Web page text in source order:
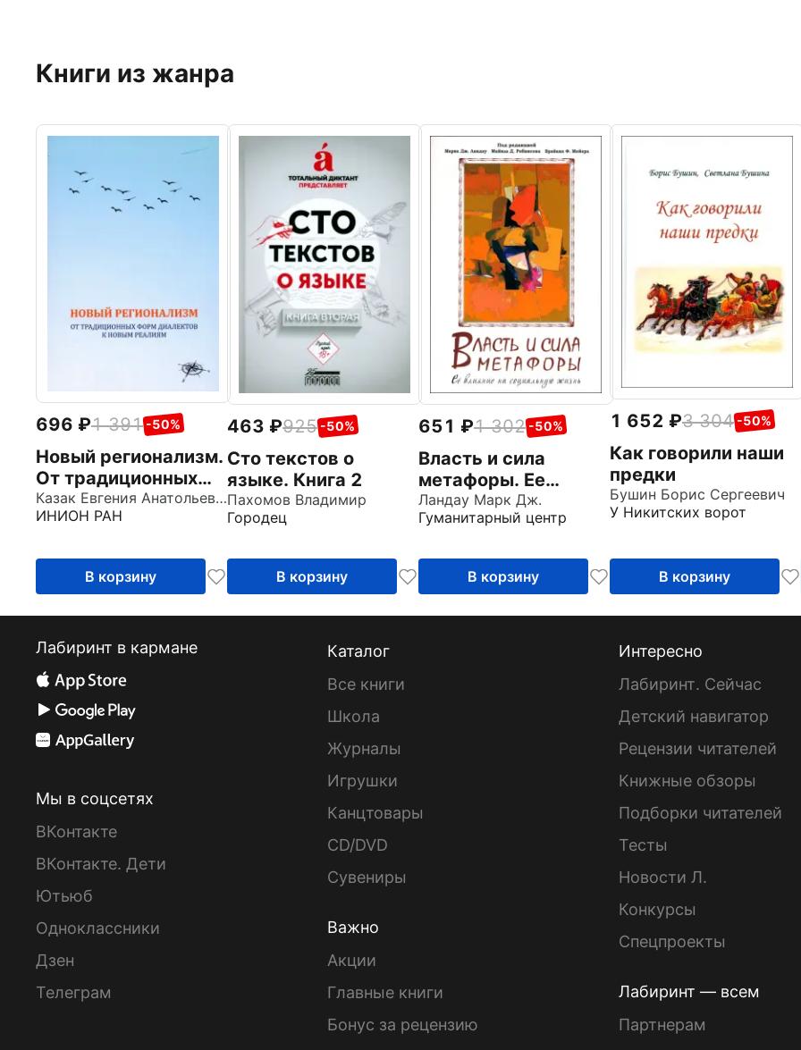
Книги из жанра
696 1 391 -50%
Новый регионализм.
От традиционных
форм диалектов к
новым реалиям
Казак Евгения Анатольевна
ИНИОН РАН
В корзину
463 925 -50%
Сто текстов о
языке. Книга 2
Пахомов Владимир
Городец
В корзину
651 1 302 -50%
Власть и сила
метафоры. Ее
влияние на
социальную жизнь
Ландау Марк Дж.
Гуманитарный центр
В корзину
1 652 3 304 -50%
Как говорили наши
предки
Бушин Борис Сергеевич
У Никитских ворот
В корзину
Лабиринт в кармане
Мы в соцсетях
ВКонтакте
ВКонтакте. Дети
Ютьюб
Одноклассники
Дзен
Телеграм
Каталог
Все книги
Школа
Журналы
Игрушки
Канцтовары
CD/DVD
Сувениры
Важно
Акции
Главные книги
Бонус за рецензию
Интересно
Лабиринт. Сейчас
Детский навигатор
Рецензии читателей
Книжные обзоры
Подборки читателей
Тесты
Новости Л.
Конкурсы
Спецпроекты
Лабиринт — всем
Партнерам